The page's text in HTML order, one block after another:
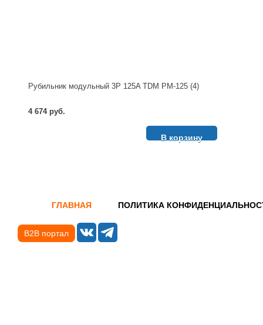
Рубильник модульный 3P 125A TDM РМ-125 (4)
4 674 руб.
В корзину
ГЛАВНАЯ ПОЛИТИКА
B2B портал